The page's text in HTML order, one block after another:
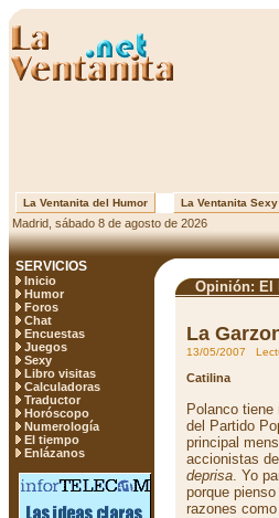
La Ventanita del Humor La Ventanita Sexy
Madrid, sábado 8 de agosto de 2026
SERVICIOS
Inicio
Humor
Foros
Chat
Encuestas
Juegos
Sexy
Libro visitas
Calculadoras
Traductor
Horóscopo
Numerología
El tiempo
Enlázanos
Opinión: El
La
13/05/2007
Catilina
Polanco tiene
del Partido
principal
accionistas del
deprisa. Yo
porque
razones